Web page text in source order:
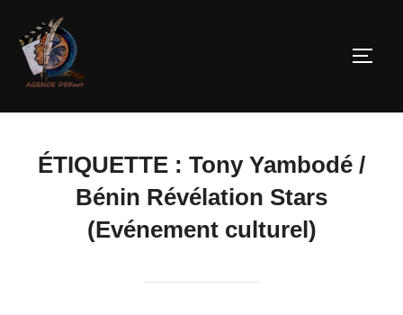
ÉTIQUETTE : Tony Yambodé /
Bénin Révélation Stars
(Evénement culturel)